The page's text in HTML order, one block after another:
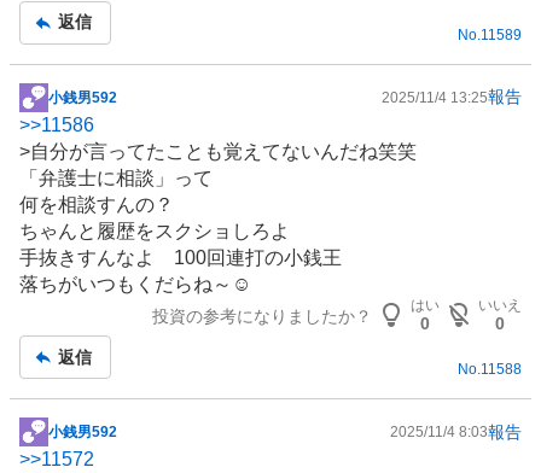
返信
No. 11589
掲
示
板
事
小銭男592 2025/11/4 13:25報告
>>11586
>自分が言ってたことも覚えてないんだね笑笑
「弁護士に相談」って
何を相談すんの？
ちゃんと履歴をスクショしろよ
手抜きすんなよ 100回連打の小銭王
落ちがいつもくだらね～☺️
投資の参考になりましたか？
はい
0
いいえ
0
返信
No.11588
掲
小銭男592 2025/11/4 8:03報告
>>11572